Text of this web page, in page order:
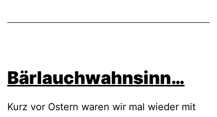
Bärlauchwahnsinn…
Kurz vor Ostern waren wir mal wieder mit